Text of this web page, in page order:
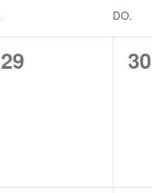
DO.
0
29
0
30